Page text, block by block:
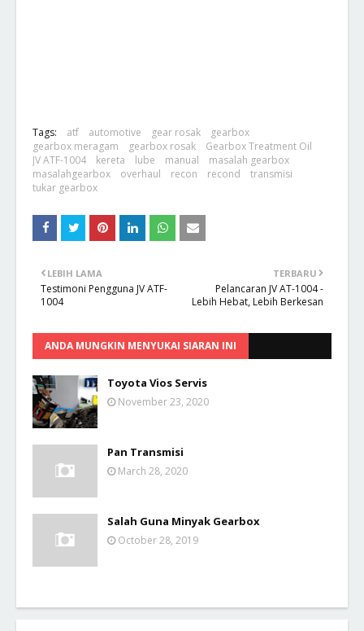
Tags: atf automotive gear rosak
gearbox
gearbox meragam
gearbox rosak
Gearbox Treatment Oil
JV ATF-1004
kereta lube manual
masalah gearbox
masalahgearbox
overhaul recon recond
transmisi
tukar gearbox
TERBARU
Pelancaran JV AT-1004 -
Lebih Hebat, Lebih Berkesan
LEBIH LAMA
Testimoni Pengguna JV ATF-
1004
ANDA MUNGKIN MENYUKAI SIARAN INI
Toyota Vios Servis
November 23, 2020
Pan Transmisi
March 28, 2020
Salah Guna Minyak Gearbox
October 28, 2019